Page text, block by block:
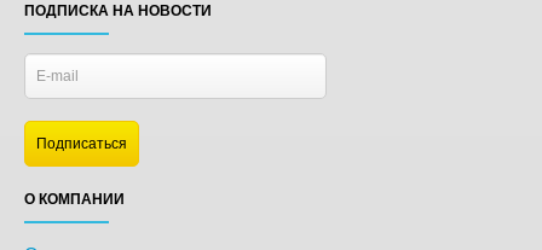
ПОДПИСКА НА НОВОСТИ
О КОМПАНИИ